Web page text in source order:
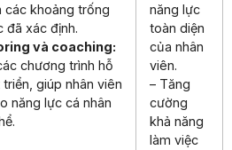
các khoảng trống
đã xác định.
và coaching:
chương trình hỗ
giúp nhân viên
năng lực cá nhân
năng lực
toàn diện
của nhân
viên.
– Tăng
cường
khả năng
làm việc